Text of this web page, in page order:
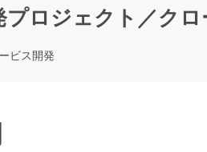
ロジェクト／ク
ビス開発